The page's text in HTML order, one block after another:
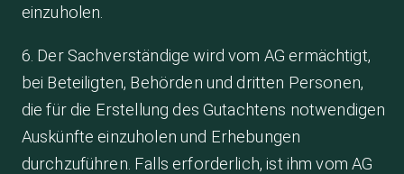
einzuholen.
6. Der Sachverständige wird vom AG ermächtigt,
bei Beteiligten, Behörden und dritten Personen,
die für die Erstellung des Gutachtens notwendigen
Auskünfte einzuholen und Erhebungen
durchzuführen. Falls erforderlich, ist ihm vom AG